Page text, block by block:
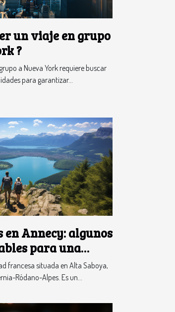
un viaje en grupo
?
a Nueva York requiere buscar
para garantizar...
en Annecy: algunos
para una
éxito
francesa situada en Alta Saboya,
Ródano-Alpes. Es un...